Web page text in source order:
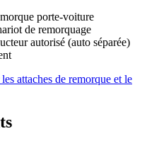
porte-voiture
de remorquage
autorisé (auto séparée)
attaches de remorque et le